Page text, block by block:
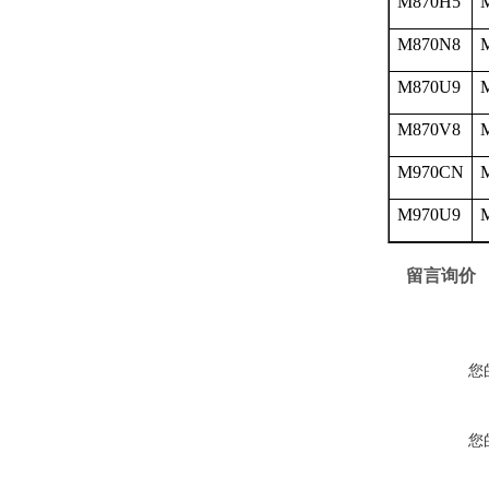
M870N8
M870U9
M870V8
M970CN
M970U9
留言询价
您
您